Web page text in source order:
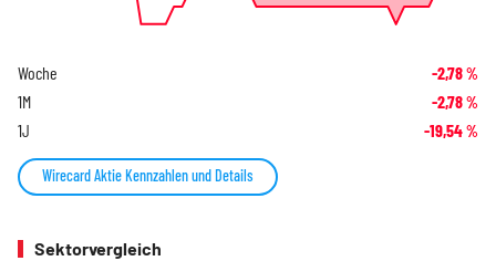
Woche -2,78%
1M -2,78%
1J -19,54%
Wirecard Aktie Kennzahlen und Details
Sektorvergleich